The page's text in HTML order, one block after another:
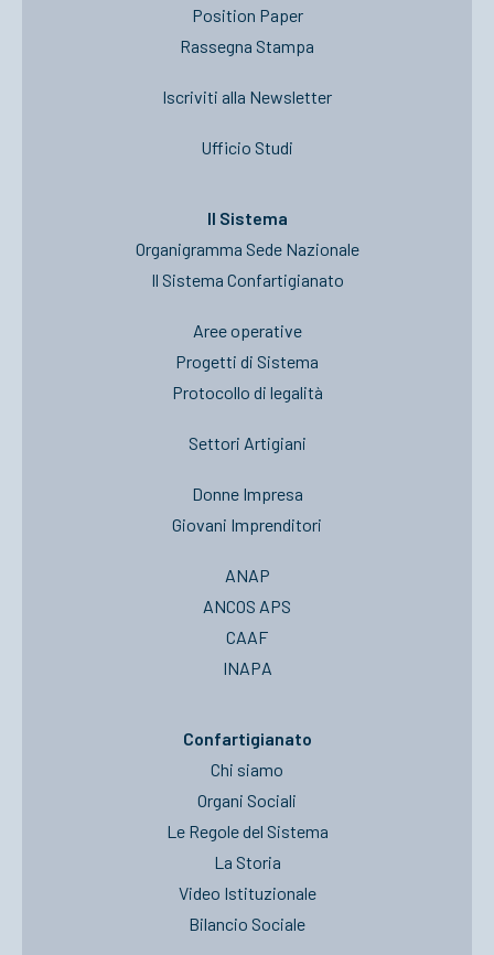
Position Paper
Rassegna Stampa
Iscriviti alla Newsletter
Ufficio Studi
Il Sistema
Organigramma Sede Nazionale
Il Sistema Confartigianato
Aree operative
Progetti di Sistema
Protocollo di legalità
Settori Artigiani
Donne Impresa
Giovani Imprenditori
ANAP
ANCOS APS
CAAF
INAPA
Confartigianato
Chi siamo
Organi Sociali
Le Regole del Sistema
La Storia
Video Istituzionale
Bilancio Sociale